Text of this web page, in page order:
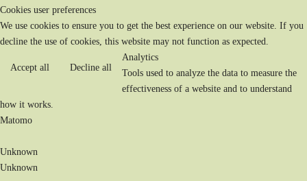
Cookies user preferences
We use cookies to ensure you to get the best experience on our website. If you
decline the use of cookies, this website may not function as expected.
Accept all Decline all
Analytics
Tools used to analyze the data to measure the
effectiveness of a website and to understand
how it works.
Matomo
Unknown
Unknown